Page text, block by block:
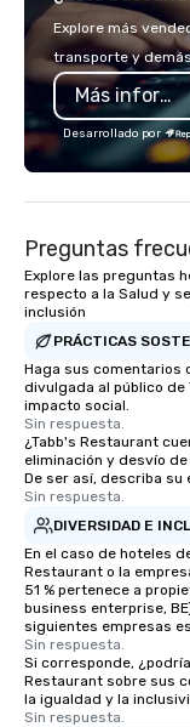
each experience
in unforgettable
Explore más
transporte y
Más información
Desarrollado por
Preguntas
Explore las preguntas
respecto a la Salud y
inclusión
PRÁCTICAS
Haga sus comentarios
divulgada al público
impacto social.
Sin respuesta.
¿Tabb's Restaurant
eliminación y desvío
De ser así, describa
Sin respuesta.
DIVERSIDAD E
En el caso de hoteles
Restaurant o la
51 % pertenece a
business enterprise,
siguientes empresas
Sin respuesta.
Si corresponde,
Restaurant sobre sus
la igualdad y la
Sin respuesta.